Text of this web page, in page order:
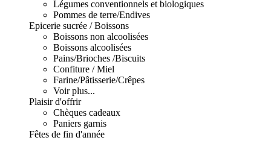
Légumes conventionnels et biologiques
Pommes de terre/Endives
Epicerie sucrée / Boissons
Boissons non alcoolisées
Boissons alcoolisées
Pains/Brioches /Biscuits
Confiture / Miel
Farine/Pâtisserie/Crêpes
Voir plus...
Plaisir d'offrir
Chèques cadeaux
Paniers garnis
Fêtes de fin d'année